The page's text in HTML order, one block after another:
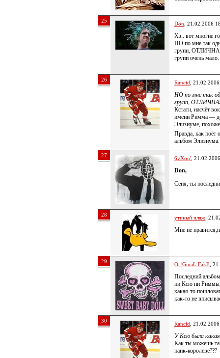
25 Don , 21.02.2006
Хз.. вот многие
НО по мне так
групп,
групп очень мало.
26 Rancid ,
НО по мне так
групп,
Кстати, насчёт
имени Римма —
Элизиуме,
Правда, как поёт
альбом Элизиума.
27 6yXou' ,
Don,
Сеня, ты
28 утиный пляж ,
Мне не
29 Or!GinaL FakE ,
Последний
ни Ксю ни Риммы
какая-то
как-то не
30 Rancid ,
У Ксю была
Как ты можешь
панк-королеве???